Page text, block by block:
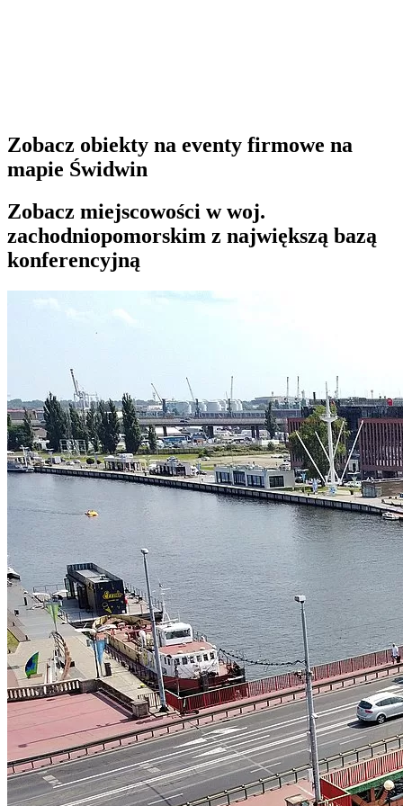
Zobacz obiekty na eventy firmowe na
mapie Świdwin
Zobacz miejscowości w woj.
zachodniopomorskim z największą bazą
konferencyjną